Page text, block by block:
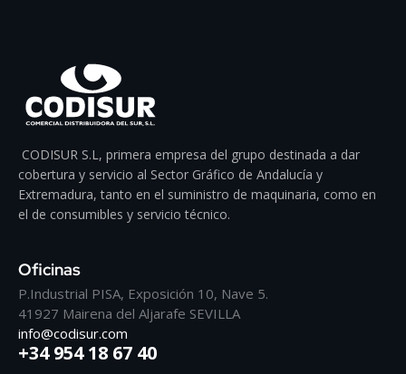
CODISUR S.L, primera empresa del grupo destinada a dar
cobertura y servicio al Sector Gráfico de Andalucía y
Extremadura, tanto en el suministro de maquinaria, como en
el de consumibles y servicio técnico.
Oficinas
P.Industrial PISA, Exposición 10, Nave 5.
41927 Mairena del Aljarafe SEVILLA
info@codisur.com
+34 954 18 67 40